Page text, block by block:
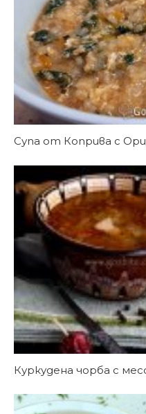
Супа от Коприва с
Куркудена чорба с